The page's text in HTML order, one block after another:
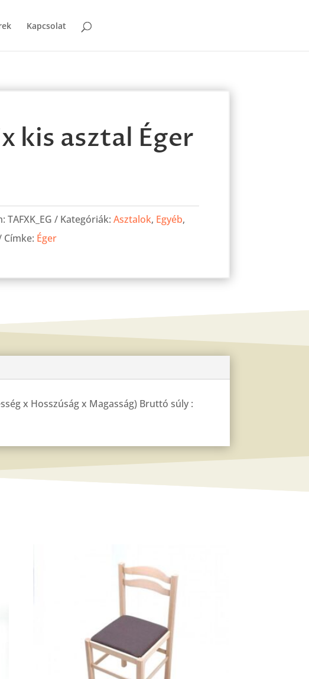
Kapcsolat
kis asztal Éger
TAFXK_EG Kategóriák: Asztalok, Egyéb,
Címke: Éger
x Hosszúság x Magasság) Bruttó súly :